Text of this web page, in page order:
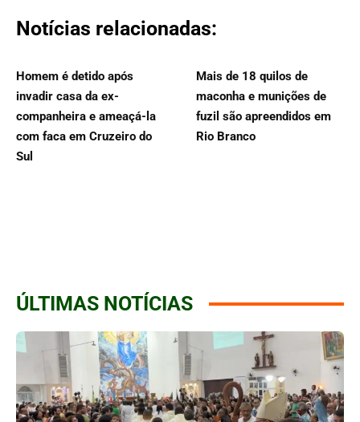
Notícias relacionadas:
Homem é detido após
invadir casa da ex-
companheira e ameaçá-la
com faca em Cruzeiro do
Sul
Mais de 18 quilos de
maconha e munições de
fuzil são apreendidos em
Rio Branco
ÚLTIMAS NOTÍCIAS